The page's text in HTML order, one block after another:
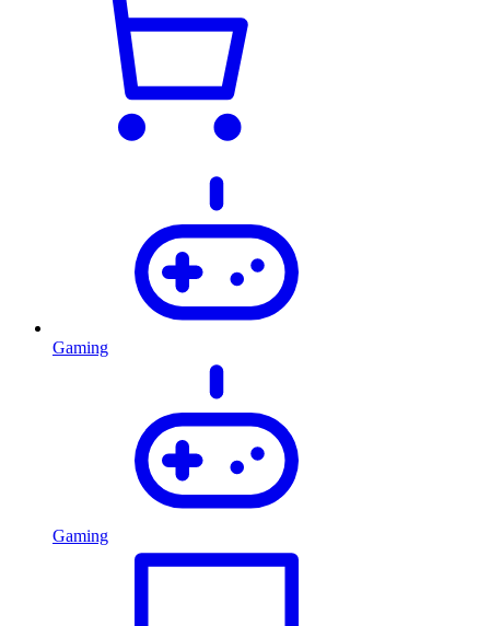
Gaming
Gaming